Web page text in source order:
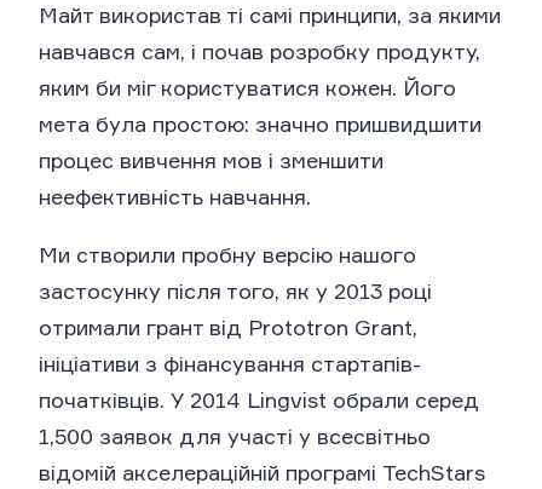
Майт використав ті самі принципи, за якими
навчався сам, і почав розробку продукту,
яким би міг користуватися кожен. Його
мета була простою: значно пришвидшити
процес вивчення мов і зменшити
неефективність навчання.
Ми створили пробну версію нашого
застосунку після того, як у 2013 році
отримали грант від Prototron Grant,
ініціативи з фінансування стартапів-
початківців. У 2014 Lingvist обрали серед
1,500 заявок для участі у всесвітньо
відомій акселераційній програмі TechStars